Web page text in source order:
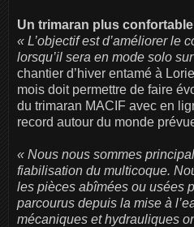
Un trimaran plus confortable
« L’objectif est d’améliorer le
lorsqu’il sera en mode solo
chantier d’hiver entamé à
mois doit permettre de faire
du trimaran MACIF avec en
record autour du monde
« Nous nous sommes
fiabilisation du multicoque.
les pièces abîmées ou usées
parcourus depuis la mise à
mécaniques et hydrauliques